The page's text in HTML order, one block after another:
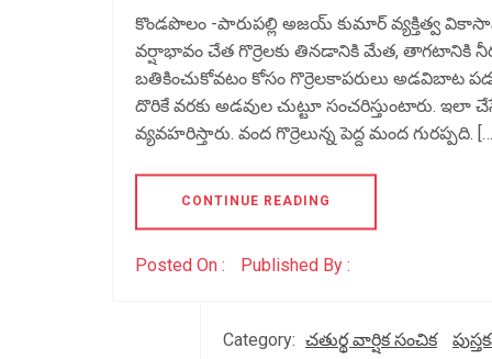
కొండపొలం -పారుపల్లి అజయ్ కుమార్ వ్యక్తిత్వ
వర్షాభావం చేత గొర్రెలకు తినడానికి మేత, తాగటానికి
బతికించుకోవటం కోసం గొర్రెలకాపరులు అడవిబాట
దొరికే వరకు అడవుల చుట్టూ సంచరిస్తుంటారు.
వ్యవహరిస్తారు. వంద గొర్రెలున్న పెద్ద మంద గురప్పది.
CONTINUE READING
Posted On : Published By :
Category: చతుర్థ వార్షిక సంచిక